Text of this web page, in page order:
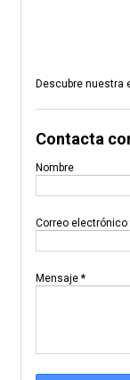
Descubre nuestra
Contacta
Nombre
Correo electrónico
Mensaje *